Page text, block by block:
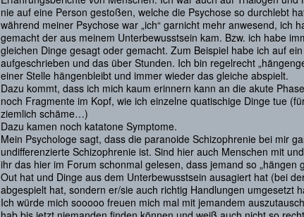
nie auf eine Person gestoßen, welche die Psychose so durchlebt
während meiner Psychose war „ich“ garnicht mehr anwesend, ich
gemacht der aus meinem Unterbewusstsein kam. Bzw. ich habe
gleichen Dinge gesagt oder gemacht. Zum Beispiel habe ich auf
aufgeschrieben und das über Stunden. Ich bin regelrecht
einer Stelle hängenbleibt und immer wieder das gleiche abspielt.
Dazu kommt, dass ich mich kaum erinnern kann an die akute
noch Fragmente im Kopf, wie ich einzelne quatischige Dinge tue
ziemlich schäme…)
Dazu kamen noch katatone Symptome.
Mein Psychologe sagt, dass die paranoide Schizophrenie bei mir
undifferenzierte Schizophrenie ist. Sind hier auch Menschen mit
ihr das hier im Forum schonmal gelesen, dass jemand so „hängen
Out hat und Dinge aus dem Unterbewusstsein ausagiert hat (bei
abgespielt hat, sondern er/sie auch richtig Handlungen umgesetzt
Ich würde mich sooooo freuen mich mal mit jemandem